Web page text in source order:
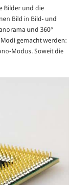
Bilder und die
Bild in Bild- und
und 360°
gemacht werden:
Modus. Soweit die